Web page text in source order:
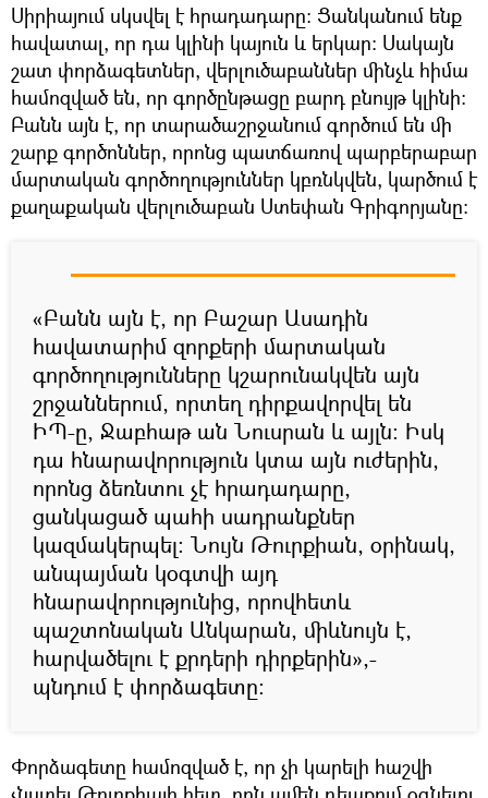
Սիրիայում սկսվել է հրադադարը: Ցանկանում ենք
հավատալ, որ դա կլինի կայուն և երկար: Սակայն
շատ փորձագետներ, վերլուծաբաններ մինչև հիմա
համոզված են, որ գործընթացը բարդ բնույթ կլինի:
Բանն այն է, որ տարածաշրջանում գործում են մի
շարք գործոններ, որոնց պատճառով պարբերաբար
մարտական գործողություններ կբռնկվեն, կարծում է
քաղաքական վերլուծաբան Ստեփան Գրիգորյանը:
«Բանն այն է, որ Բաշար Ասադին
հավատարիմ զորքերի մարտական
գործողությունները կշարունակվեն այն
շրջաններում, որտեղ դիրքավորվել են
ԻՊ-ը, Ջաբհաթ ան Նուսրան և այլն: Իսկ
դա հնարավորություն կտա այն ուժերին,
որոնց ձեռնտու չէ հրադադարը,
ցանկացած պահի սադրանքներ
կազմակերպել: Նույն Թուրքիան, օրինակ,
անպայման կօգտվի այդ
հնարավորությունից, որովհետև
պաշտոնական Անկարան, միևնույն է,
հարվածելու է քրդերի դիրքերին»,-
պնդում է փորձագետը:
Փորձագետը համոզված է, որ չի կարելի հաշվի